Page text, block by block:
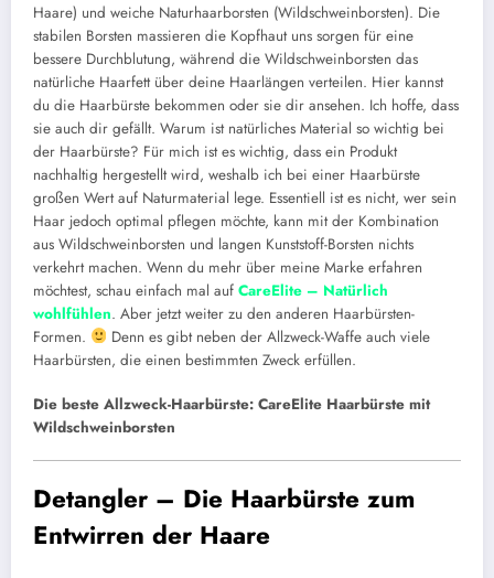
Haare) und weiche Naturhaarborsten (Wildschweinborsten). Die
stabilen Borsten massieren die Kopfhaut uns sorgen für eine
bessere Durchblutung, während die Wildschweinborsten das
natürliche Haarfett über deine Haarlängen verteilen. Hier kannst
du die Haarbürste bekommen oder sie dir ansehen. Ich hoffe, dass
sie auch dir gefällt. Warum ist natürliches Material so wichtig bei
der Haarbürste? Für mich ist es wichtig, dass ein Produkt
nachhaltig hergestellt wird, weshalb ich bei einer Haarbürste
großen Wert auf Naturmaterial lege. Essentiell ist es nicht, wer sein
Haar jedoch optimal pflegen möchte, kann mit der Kombination
aus Wildschweinborsten und langen Kunststoff-Borsten nichts
verkehrt machen. Wenn du mehr über meine Marke erfahren
möchtest, schau einfach mal auf CareElite – Natürlich
wohlfühlen. Aber jetzt weiter zu den anderen Haarbürsten-
Formen.
Denn es gibt neben der Allzweck-Waffe auch viele
Haarbürsten, die einen bestimmten Zweck erfüllen.
Die beste Allzweck-Haarbürste: CareElite Haarbürste mit
Wildschweinborsten
Detangler – Die Haarbürste zum
Entwirren der Haare